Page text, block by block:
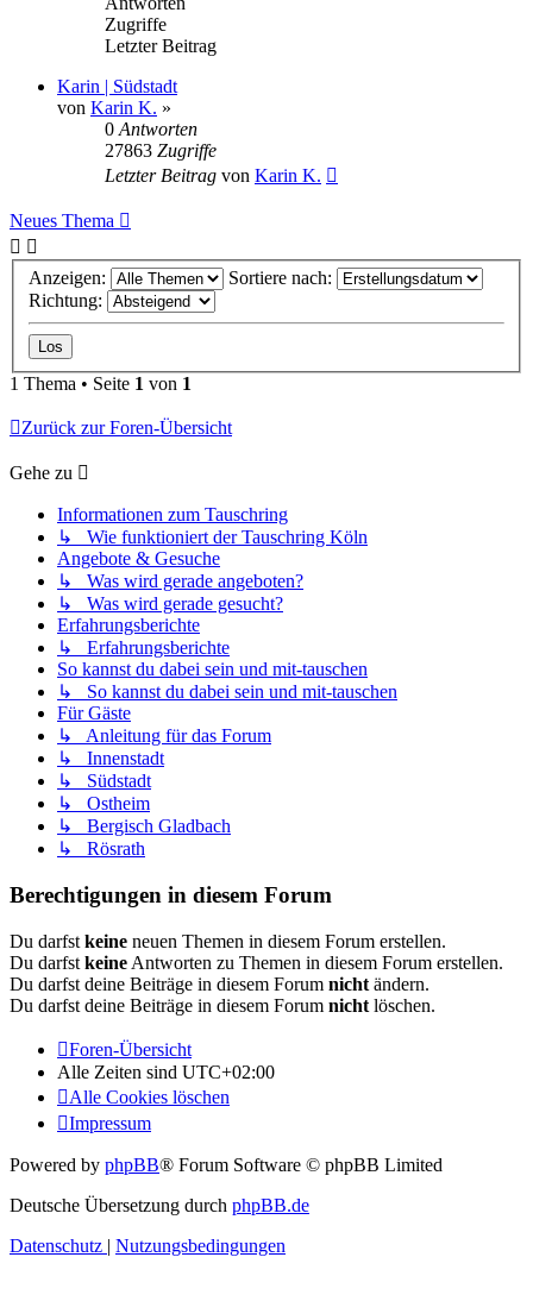
Zugriffe
Letzter Beitrag
Karin | Südstadt
von Karin K. »
0 Antworten
27863 Zugriffe
Letzter Beitrag von Karin K.
Neues Thema
Anzeigen:
Sortiere nach:
Richtung:
1 Thema • Seite 1 von 1
Zurück zur Foren-Übersicht
Gehe zu
Informationen zum Tauschring
↳ Wie funktioniert der Tauschring Köln
Angebote & Gesuche
↳ Was wird gerade angeboten?
↳ Was wird gerade gesucht?
Erfahrungsberichte
↳ Erfahrungsberichte
So kannst du dabei sein und mit-tauschen
↳ So kannst du dabei sein und mit-tauschen
Für Gäste
↳ Anleitung für das Forum
↳ Innenstadt
↳ Südstadt
↳ Ostheim
↳ Bergisch Gladbach
↳ Rösrath
Berechtigungen in diesem Forum
Du darfst keine neuen Themen in diesem Forum erstellen.
Du darfst keine Antworten zu Themen in diesem Forum erstellen.
Du darfst deine Beiträge in diesem Forum nicht ändern.
Du darfst deine Beiträge in diesem Forum nicht löschen.
Foren-Übersicht
Alle Zeiten sind UTC+02:00
Alle Cookies löschen
Impressum
Powered by phpBB® Forum Software © phpBB Limited
Deutsche Übersetzung durch phpBB.de
Datenschutz | Nutzungsbedingungen